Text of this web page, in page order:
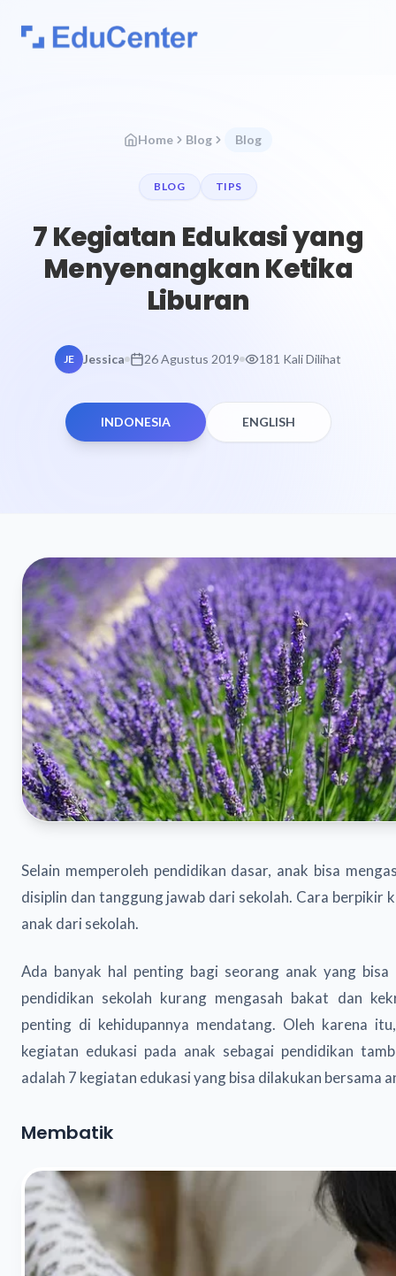
Home Blog Blog
BLOG TIPS
7 Kegiatan Edukasi yang
Menyenangkan Ketika
Liburan
JE Jessica 26 Agustus 2019 181 Kali Dilihat
INDONESIA ENGLISH
Selain memperoleh pendidikan dasar, anak bisa
disiplin dan tanggung jawab dari sekolah. Cara berpikir
anak dari sekolah.
Ada banyak hal penting bagi seorang anak yang
pendidikan sekolah kurang mengasah bakat dan
penting di kehidupannya mendatang. Oleh karena
kegiatan edukasi pada anak sebagai pendidikan
adalah 7 kegiatan edukasi yang bisa dilakukan bersama
Membatik